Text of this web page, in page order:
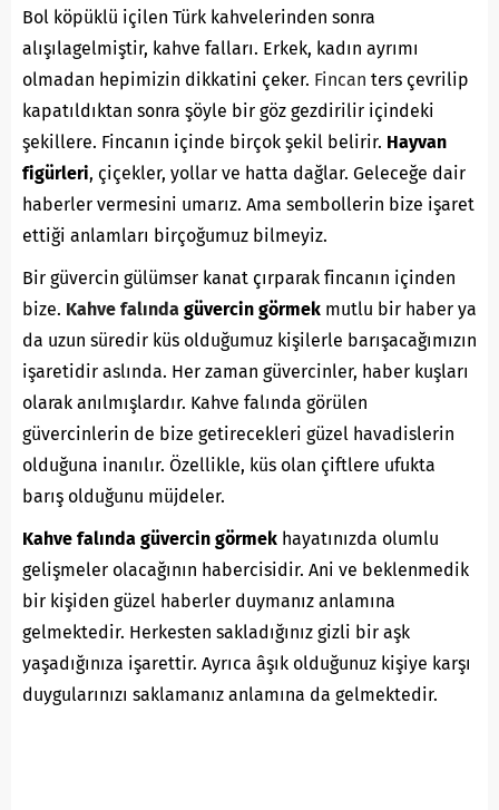
Bol köpüklü içilen Türk kahvelerinden sonra
alışılagelmiştir, kahve falları. Erkek, kadın ayrımı
olmadan hepimizin dikkatini çeker. Fincan ters çevrilip
kapatıldıktan sonra şöyle bir göz gezdirilir içindeki
şekillere. Fincanın içinde birçok şekil belirir. Hayvan
figürleri, çiçekler, yollar ve hatta dağlar. Geleceğe dair
haberler vermesini umarız. Ama sembollerin bize işaret
ettiği anlamları birçoğumuz bilmeyiz.
Bir güvercin gülümser kanat çırparak fincanın içinden
bize. Kahve falında güvercin görmek mutlu bir haber ya
da uzun süredir küs olduğumuz kişilerle barışacağımızın
işaretidir aslında. Her zaman güvercinler, haber kuşları
olarak anılmışlardır. Kahve falında görülen
güvercinlerin de bize getirecekleri güzel havadislerin
olduğuna inanılır. Özellikle, küs olan çiftlere ufukta
barış olduğunu müjdeler.
Kahve falında güvercin görmek hayatınızda olumlu
gelişmeler olacağının habercisidir. Ani ve beklenmedik
bir kişiden güzel haberler duymanız anlamına
gelmektedir. Herkesten sakladığınız gizli bir aşk
yaşadığınıza işarettir. Ayrıca âşık olduğunuz kişiye karşı
duygularınızı saklamanız anlamına da gelmektedir.